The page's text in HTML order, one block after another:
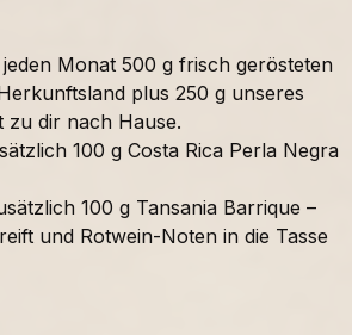
Monat 500 g frisch gerösteten
plus 250 g unseres
zu dir nach Hause.
100 g Costa Rica Perla Negra
100 g Tansania Barrique –
und Rotwein-Noten in die Tasse